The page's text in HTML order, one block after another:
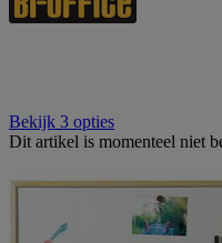
Bekijk 3 opties
Dit artikel is momenteel niet